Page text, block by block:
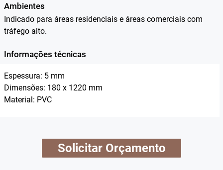
Ambientes
Indicado para áreas residenciais e áreas comerciais com
tráfego alto.
Informações técnicas
Espessura: 5 mm
Dimensões: 180 x 1220 mm
Material: PVC
Solicitar Orçamento